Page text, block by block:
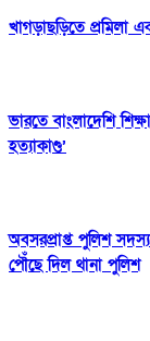
খাগড়াছড়িতে প্রমিলা
ভারতে বাংলাদেশি
হত্যাকাণ্ড’
অবসরপ্রাপ্ত পুলিশ
পৌঁছে দিল থানা পুলিশ